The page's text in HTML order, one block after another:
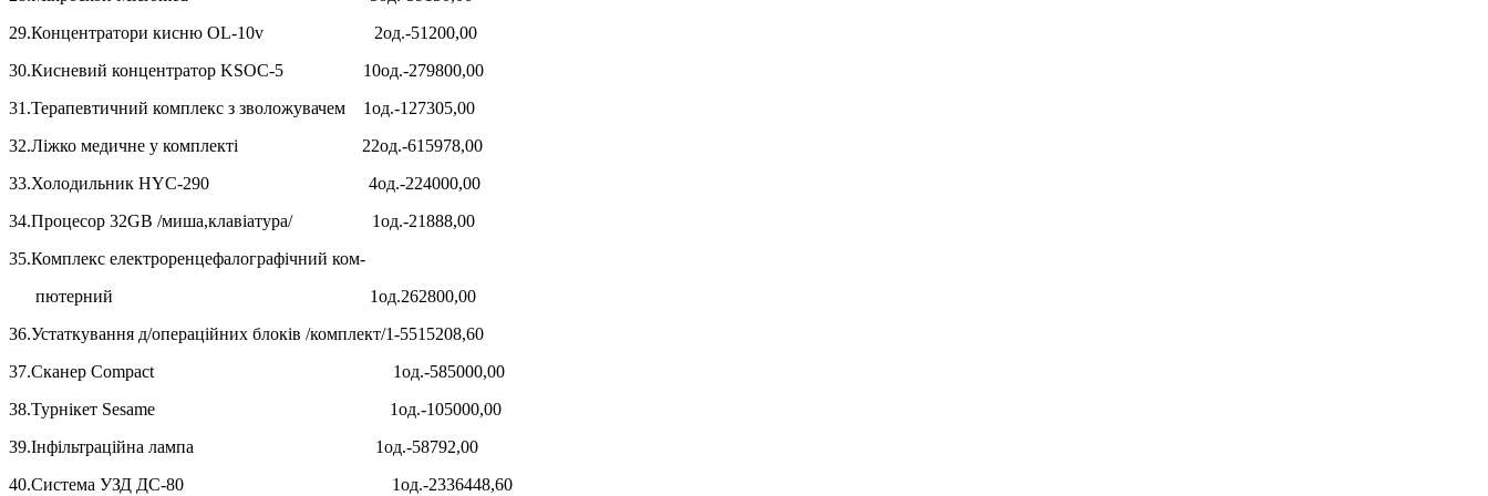
29.Концентратори кисню OL-10v 2од.-51200,00
30.Кисневий концентратор KSOC-5 10од.-279800,00
31.Терапевтичний комплекс з зволожувачем 1од.-127305,00
32.Ліжко медичне у комплекті 22од.-615978,00
33.Холодильник HYC-290 4од.-224000,00
34.Процесор 32GB /миша,клавіатура/ 1од.-21888,00
35.Комплекс електроренцефалографічний ком-
пютерний 1од.262800,00
36.Устаткування д/операційних блоків /комплект/1-5515208,60
37.Сканер Compact 1од.-585000,00
38.Турнікет Sesame 1од.-105000,00
39.Інфільтраційна лампа 1од.-58792,00
40.Система УЗД ДС-80 1од.-2336448,60